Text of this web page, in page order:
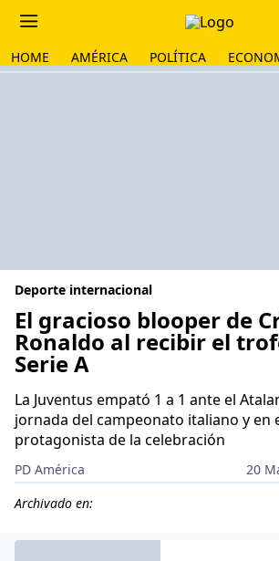
HOME AMÉRICA POLÍTICA
Deporte internacional
El gracioso blooper de
Ronaldo al recibir el
Serie A
La Juventus empató 1 a 1 ante el
jornada del campeonato italiano y en
protagonista de la celebración
PD América
20
Archivado en: